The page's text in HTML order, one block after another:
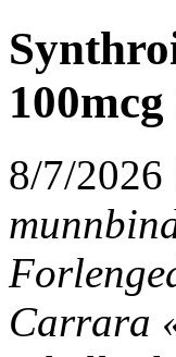
8/7/2026
Carrara